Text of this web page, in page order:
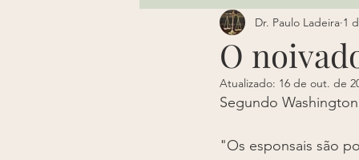
O
Dr. Paulo Ladeira 1
Atualizado: 16 de out. de
Segundo
"Os esponsais são